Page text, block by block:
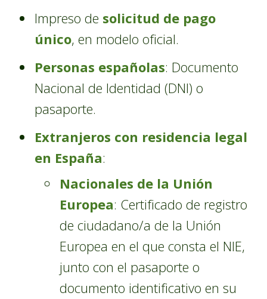
Impreso de solicitud de pago
único, en modelo oficial.
Personas españolas: Documento
Nacional de Identidad (DNI) o
pasaporte.
Extranjeros con residencia legal
en España:
Nacionales de la Unión
Europea: Certificado de registro
de ciudadano/a de la Unión
Europea en el que consta el NIE,
junto con el pasaporte o
documento identificativo en su